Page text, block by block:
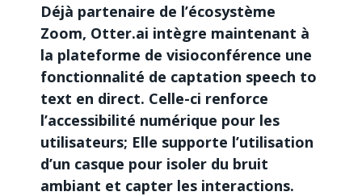
Déjà partenaire de l’écosystème
Zoom, Otter.ai intègre maintenant à
la plateforme de visioconférence une
fonctionnalité de captation speech to
text en direct. Celle-ci renforce
l’accessibilité numérique pour les
utilisateurs; Elle supporte l’utilisation
d’un casque pour isoler du bruit
ambiant et capter les interactions.